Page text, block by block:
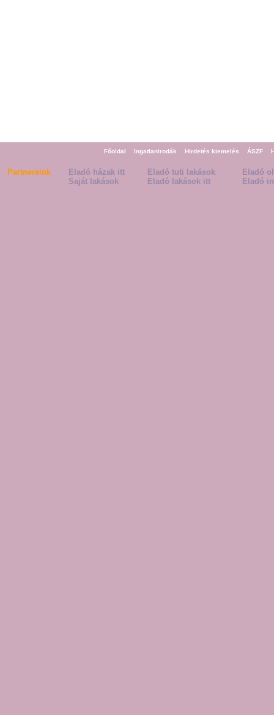
Főoldal Ingatlanirodák Hirdetés kiemelés ÁSZF
Partnereink Eladó házak itt Eladó tuti lakások
Eladó
Saját lakások
Eladó lakások itt Eladó